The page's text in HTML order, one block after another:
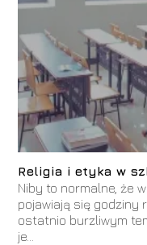
Religia i etyka w
Niby to normalne, że
pojawiają się godziny
ostatnio burzliwym
je...